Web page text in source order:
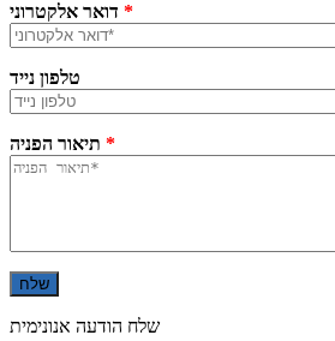
*
טלפון נייד
*
שלח הודעה אנונימית